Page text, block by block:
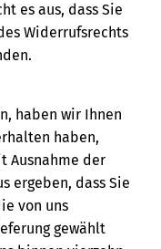
es aus, dass Sie
Widerrufsrechts
haben wir Ihnen
haben,
Ausnahme der
ergeben, dass Sie
von uns
gewählt